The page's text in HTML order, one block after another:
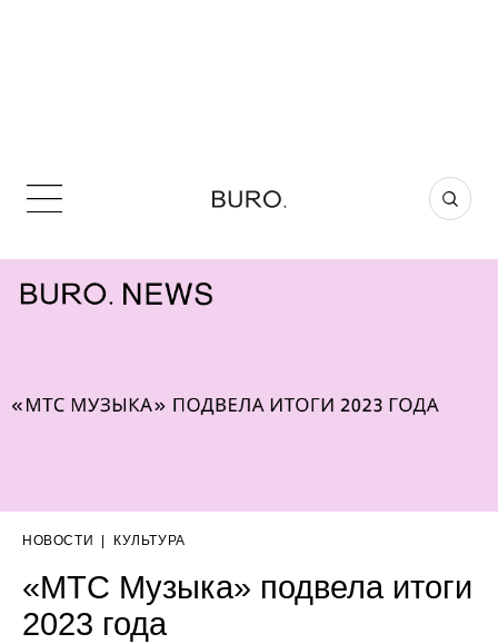
НОВОСТИ КУЛЬТУРА
«МТС Музыка» подвела итоги
2023 года